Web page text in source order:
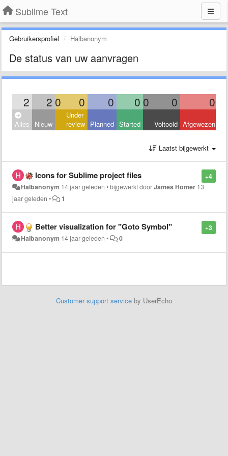
Sublime Text
Gebruikersprofiel Halbanonym
De status van uw aanvragen
2 2 0 0 0 0 0 0 0
Alles Nieuw
Under
review Planned Started Voltooid Afgewezen
Laatst bijgewerkt
+4
Icons for Sublime project files
Halbanonym 14 jaar geleden •bijgewerkt doorJames Homer 13
jaar geleden • 1
+3
Better visualization for "Goto Symbol"
Halbanonym 14 jaar geleden • 0
Customer support service by UserEcho